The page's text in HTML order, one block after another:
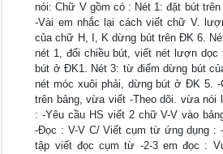
nói: Chữ V gồm có : Nét 1: đặt bút
-Vài em nhắc lại cách viết chữ V.
của chữ H, I, K dừng bút trên ĐK 6.
nét 1, đổi chiều bút, viết nét lượn
bút ở ĐK1. Nét 3: từ điểm dừng bút
nét móc xuôi phải, dừng bút ở ĐK 5.
trên bảng, vừa viết -Theo dõi. vừa nói
: -Yêu cầu HS viết 2 chữ V-V vào
-Đọc : V-V C/ Viết cụm từ ứng dụng :
tập viết đọc cụm từ -2-3 em đọc :